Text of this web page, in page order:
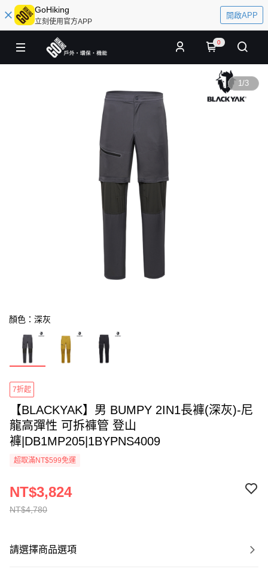
GoHiking
立刻使用官方APP
開啟APP
0
1/3
顏色：深灰
7折起
【BLACKYAK】男 BUMPY 2IN1長褲(深灰)-尼
龍高彈性 可拆褲管 登山
褲|DB1MP205|1BYPNS4009
超取滿NT$599免運
NT$4,780
NT$3,824
請選擇商品選項